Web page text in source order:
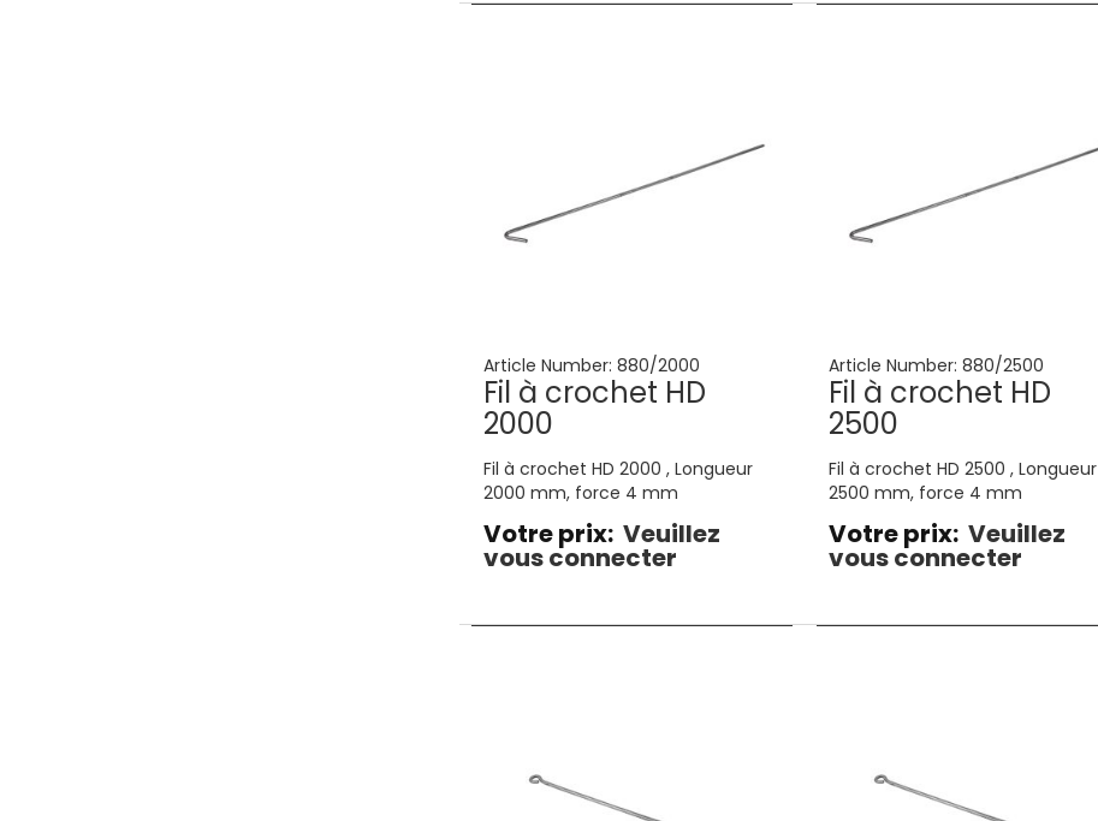
Article Number: 880/2000
Fil à crochet HD
2000
Fil à crochet HD 2000 , Longueur
2000 mm, force 4 mm
Votre prix: Veuillez
vous connecter
Article Number: 880/2500
Fil à crochet HD
2500
Fil à crochet HD 2500 , Longueur
2500 mm, force 4 mm
Votre prix: Veuillez
vous connecter